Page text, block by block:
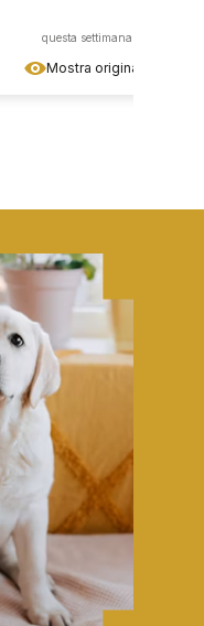
Mostra originale
questa settimana